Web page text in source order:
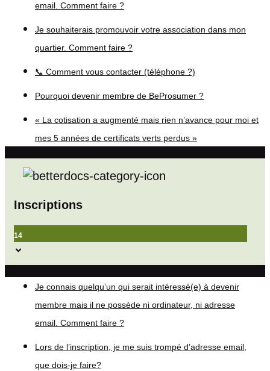
email. Comment faire ?
Je souhaiterais promouvoir votre association dans mon
quartier. Comment faire ?
📞 Comment vous contacter (téléphone ?)
Pourquoi devenir membre de BeProsumer ?
« La cotisation a augmenté mais rien n’avance pour moi et
mes 5 années de certificats verts perdus »
Inscriptions
14
Je connais quelqu’un qui serait intéressé(e) à devenir
membre mais il ne possède ni ordinateur, ni adresse
email. Comment faire ?
Lors de l’inscription, je me suis trompé d’adresse email,
que dois-je faire?